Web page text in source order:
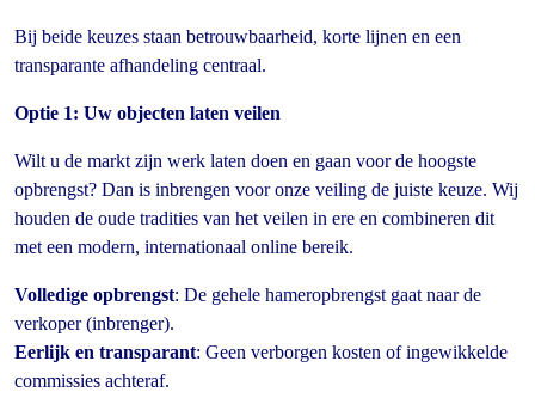
Bij beide keuzes staan betrouwbaarheid, korte lijnen en een
transparante afhandeling centraal.
Optie 1: Uw objecten laten veilen
Wilt u de markt zijn werk laten doen en gaan voor de hoogste
opbrengst? Dan is inbrengen voor onze veiling de juiste keuze. Wij
houden de oude tradities van het veilen in ere en combineren dit
met een modern, internationaal online bereik.
Volledige opbrengst: De gehele hameropbrengst gaat naar de
verkoper (inbrenger).
Eerlijk en transparant: Geen verborgen kosten of ingewikkelde
commissies achteraf.